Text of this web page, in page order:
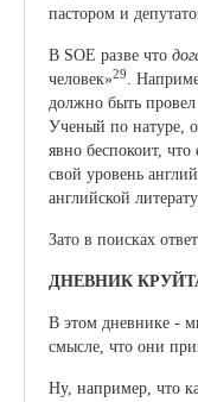
пастором и
В SOE разве что
человек»29.
должно быть
Ученый по натуре,
явно беспокоит,
свой уровень
английской
Зато в поисках
ДНЕВНИК
В этом дневнике -
смысле, что они
Ну, например, что